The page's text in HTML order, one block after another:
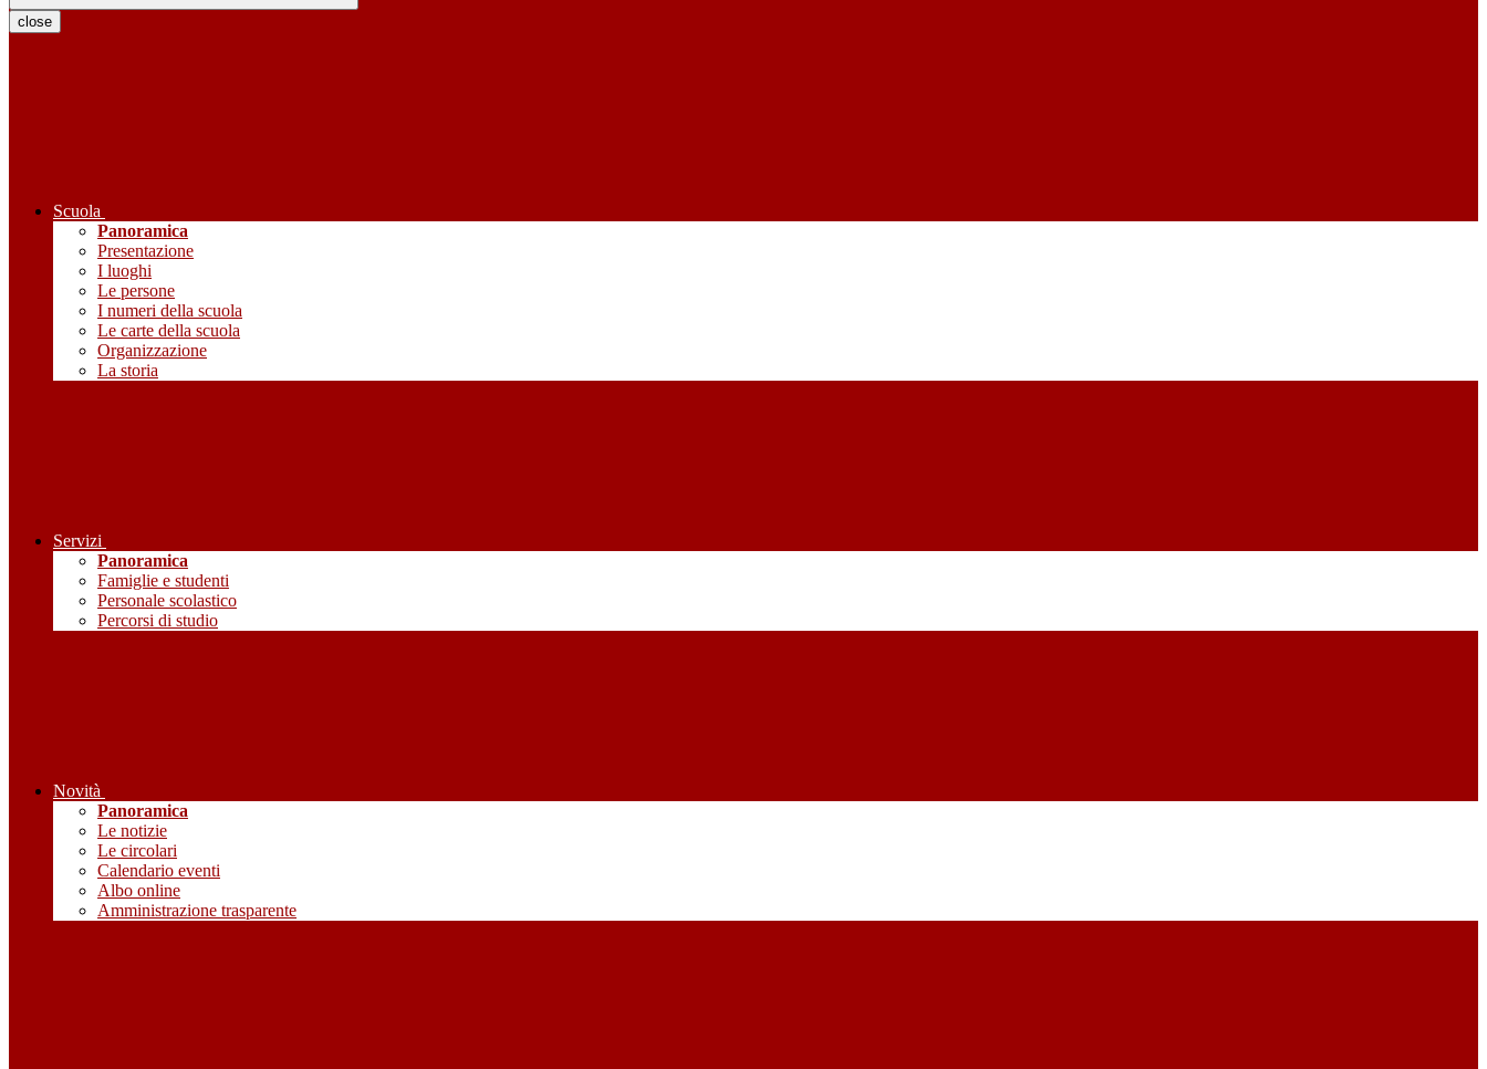
close
Scuola
Panoramica
Presentazione
I luoghi
Le persone
I numeri della scuola
Le carte della scuola
Organizzazione
La storia
Servizi
Panoramica
Famiglie e studenti
Personale scolastico
Percorsi di studio
Novità
Panoramica
Le notizie
Le circolari
Calendario eventi
Albo online
Amministrazione trasparente